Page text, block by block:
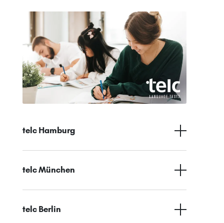
telc Hamburg
telc München
telc Berlin